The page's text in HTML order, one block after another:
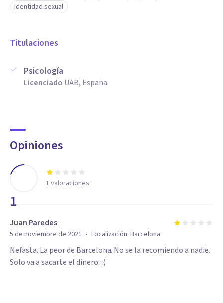
Identidad sexual
Titulaciones
Psicología
Licenciado UAB, España
Opiniones
1
1 valoraciones
Juan Paredes
5 de noviembre de 2021 · Localización: Barcelona
Nefasta. La peor de Barcelona. No se la recomiendo a nadie.
Solo va a sacarte el dinero. :(